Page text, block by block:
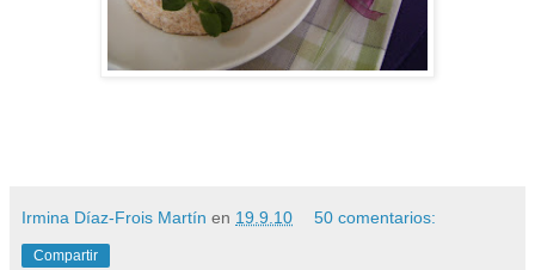
Irmina Díaz-Frois Martín en 19.9.10 50 comentarios:
Compartir